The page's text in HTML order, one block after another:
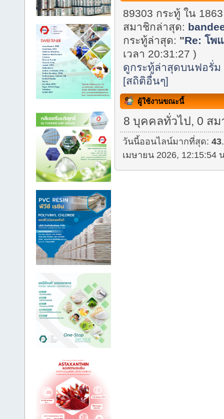
89303 กระทู้ ใน
สมาชิกล่าสุด:
กระทู้ล่าสุด: "Re: โพ
เวลา 20:31:27 )
ดูกระทู้ล่าสุดบนฟอรั่ม
[สถิติอื่นๆ]
ผู้ใช้งานขณะนี้
8 บุคคลทั่วไป, 0 ส
วันนี้ออนไลน์มากที่สุด:43
เมษายน 2026, 12:15:54